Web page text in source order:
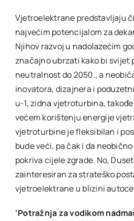
Vjetroelektrane predstavljaju
najvećim potencijalom za
Njihov razvoj u nadolazećim
značajno ubrzati kako bi
neutralnost do 2050., a
inovatora, dizajnera i
u-1, zidna vjetroturbina,
većem korištenju energije
vjetroturbine je fleksibilan i
bude veći, pa čak i da
pokriva cijele zgrade. No,
zainteresiran za strateško
vjetroelektrane u blizini
‘Potražnja za vodikom